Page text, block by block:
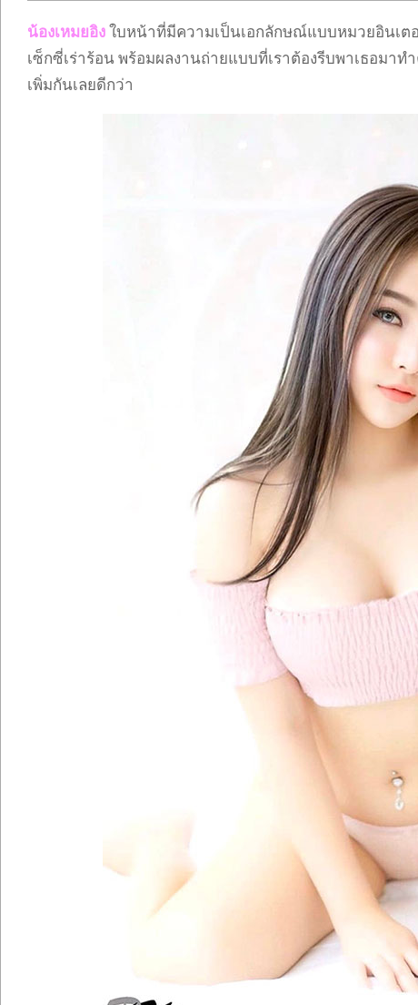
น้องเหมยอิง ใบหน้าที่มีความเป็นเอกลักษณ์แบบหมวยอินเ
เซ็กซี่เร่าร้อน พร้อมผลงานถ่ายแบบที่เราต้องรีบพาเธอมา
เพิ่มกันเลยดีกว่า